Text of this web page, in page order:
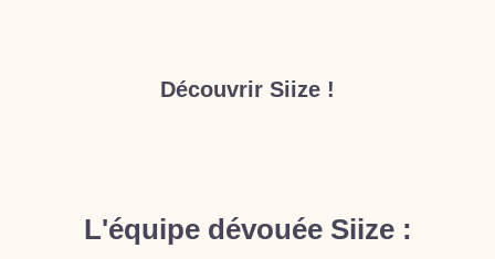
Découvrir Siize !
L'équipe dévouée Siize :